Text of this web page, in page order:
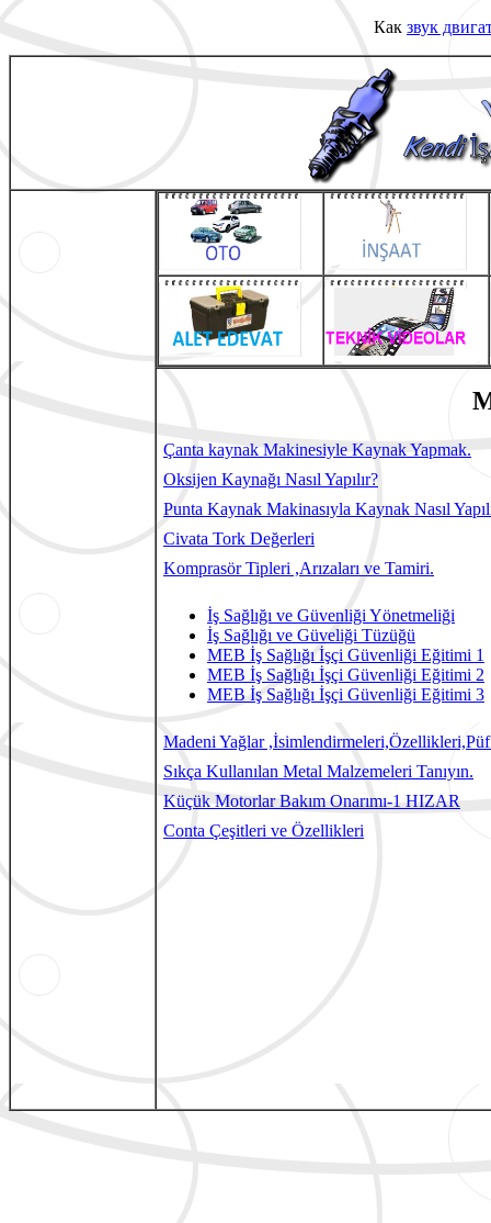
Как звук
MEKANİK
Çanta kaynak Makinesiyle Kaynak Yapmak.
Oksijen Kaynağı Nasıl Yapılır?
Punta Kaynak Makinasıyla Kaynak Nasıl
Civata Tork Değerleri
Komprasör Tipleri ,Arızaları ve Tamiri.
İş Sağlığı ve Güvenliği Yönetmeliği
İş Sağlığı ve Güveliği Tüzüğü
MEB İş Sağlığı İşçi Güvenliği Eğitimi 1
MEB İş Sağlığı İşçi Güvenliği Eğitimi 2
MEB İş Sağlığı İşçi Güvenliği Eğitimi 3
Madeni Yağlar
Sıkça Kullanılan Metal Malzemeleri Tanıyın.
Küçük Motorlar Bakım Onarımı-1 HIZAR
Conta Çeşitleri ve Özellikleri